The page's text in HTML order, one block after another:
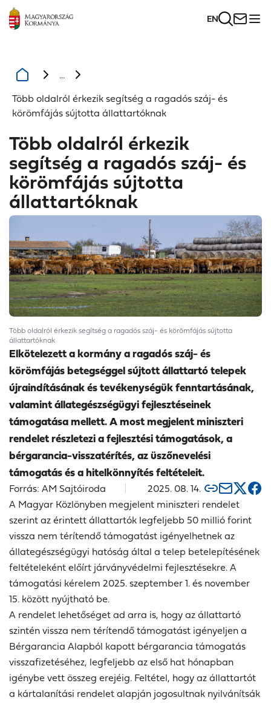
EN
...
Több oldalról érkezik segítség a ragadós száj- és
körömfájás sújtotta állattartóknak
Több oldalról érkezik
segítség a ragadós száj- és
körömfájás sújtotta
állattartóknak
Több oldalról érkezik segítség a ragadós száj- és körömfájás sújtotta
állattartóknak
Elkötelezett a kormány a ragadós száj- és
körömfájás betegséggel sújtott állattartó telepek
újraindításának és tevékenységük fenntartásának,
valamint állategészségügyi fejlesztéseinek
támogatása mellett. A most megjelent miniszteri
rendelet részletezi a fejlesztési támogatások, a
bérgarancia-visszatérítés, az üszőnevelési
támogatás és a hitelkönnyítés feltételeit.
Forrás: AM Sajtóiroda
2025. 08. 14.
A Magyar Közlönyben megjelent miniszteri rendelet
szerint az érintett állattartók legfeljebb 50 millió forint
vissza nem térítendő támogatást igényelhetnek az
állategészségügyi hatóság által a telep betelepítésének
feltételeként előírt járványvédelmi fejlesztésekre. A
támogatási kérelem 2025. szeptember 1. és november
15. között nyújtható be.
A rendelet lehetőséget ad arra is, hogy az állattartó
szintén vissza nem térítendő támogatást igényeljen a
Bérgarancia Alapból kapott bérgarancia támogatás
visszafizetéséhez, legfeljebb az első hat hónapban
igénybe vett összeg erejéig. Feltétel, hogy az állattartót
a kártalanítási rendelet alapján jogosultnak nyilvánítsák